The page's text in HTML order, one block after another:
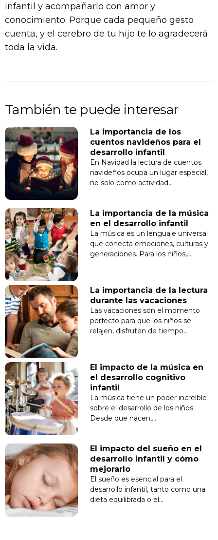
infantil y acompañarlo con amor y
conocimiento. Porque cada pequeño gesto
cuenta, y el cerebro de tu hijo te lo agradecerá
toda la vida.
También te puede interesar
La importancia de los
cuentos navideños para el
desarrollo infantil
En Navidad la lectura de cuentos
navideños ocupa un lugar especial,
no solo como actividad…
La importancia de la música
en el desarrollo infantil
La música es un lenguaje universal
que conecta emociones, culturas y
generaciones. Para los niños,…
La importancia de la lectura
durante las vacaciones
Las vacaciones son el momento
perfecto para que los niños se
relajen, disfruten de tiempo…
El impacto de la música en
el desarrollo cognitivo
infantil
La música tiene un poder increíble
sobre el desarrollo de los niños.
Desde que nacen,…
El impacto del sueño en el
desarrollo infantil y cómo
mejorarlo
El sueño es esencial para el
desarrollo infantil, tanto como una
dieta equilibrada o el…